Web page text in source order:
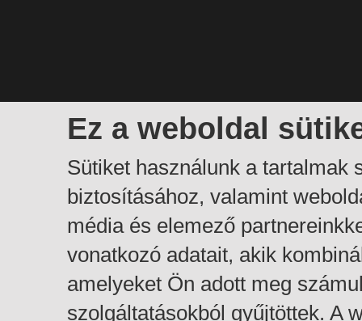
Ez a weboldal
Sütiket használunk a tartalmak
biztosításához, valamint
média és elemező
vonatkozó adatait, akik
amelyeket Ön adott meg
szolgáltatásokból gyűjtöttek. A